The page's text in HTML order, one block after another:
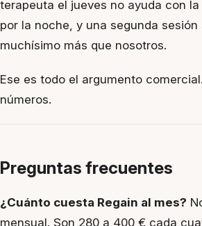
terapeuta el jueves no ayuda con
por la noche, y una segunda
muchísimo más que nosotros.
Ese es todo el argumento
números.
Preguntas frecuentes
¿Cuánto cuesta Regain al mes?
mensual. Son 280 a 400 € cada